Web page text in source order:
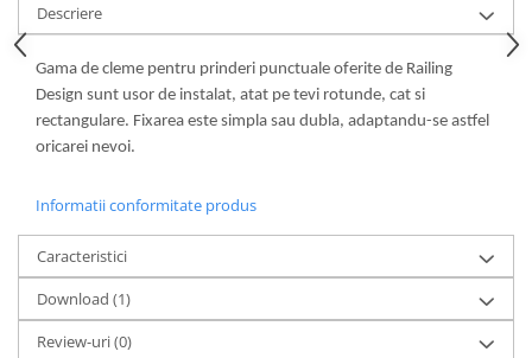
Descriere
Gama de cleme pentru prinderi punctuale oferite de Railing
Design sunt usor de instalat, atat pe tevi rotunde, cat si
rectangulare. Fixarea este simpla sau dubla, adaptandu-se astfel
oricarei nevoi.
Informatii conformitate produs
Caracteristici
Download (1)
Review-uri(0)